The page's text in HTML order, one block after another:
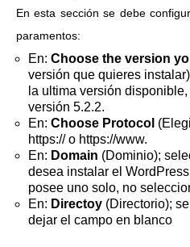
En esta sección se debe
paramentos:
En: Choose the version
versión que quieres
la ultima versión
versión 5.2.2.
En: Choose Protocol
https:// o https://www.
En: Domain (Dominio);
desea instalar el
posee uno solo, no
En: Directoy (Directorio);
dejar el campo en blanco